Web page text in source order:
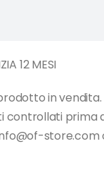
12 MESI
in vendita.
controllati prima